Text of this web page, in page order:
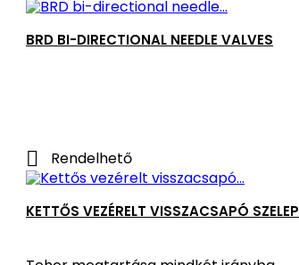
BRD BI-DIRECTIONAL NEEDLE VALVES
 Rendelhető
KETTŐS VEZÉRELT VISSZACSAPÓ SZELEP